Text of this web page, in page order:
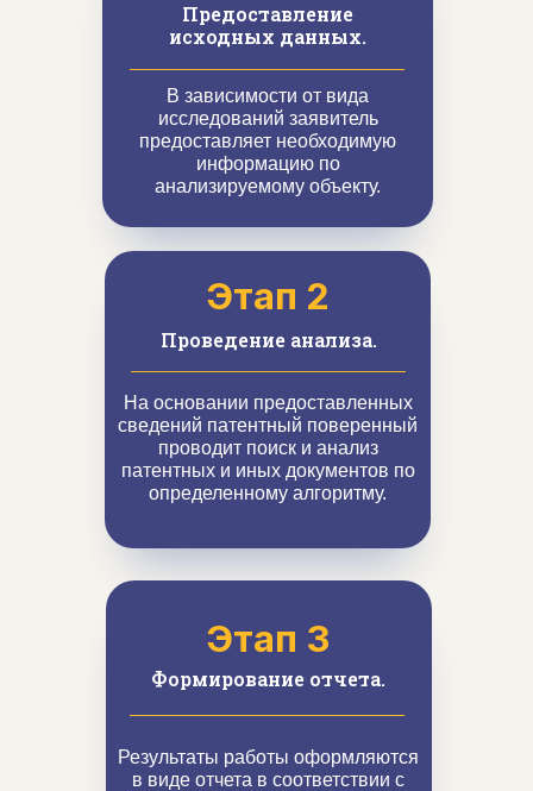
Предоставление
исходных данных.
В зависимости от вида
исследований заявитель
предоставляет необходимую
информацию по
анализируемому объекту.
Этап 2
На основании предоставленных
сведений патентный поверенный
проводит поиск и анализ
патентных и иных документов по
определенному алгоритму.
Этап 3
Формирование отчета.
Проведение анализа.
Результаты работы оформляются
в виде отчета в соответствии с